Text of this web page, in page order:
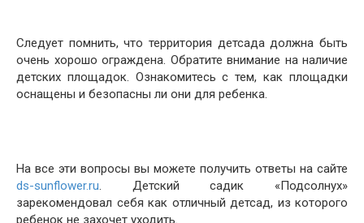
Следует помнить, что территория детсада должна быть
очень хорошо ограждена. Обратите внимание на наличие
детских площадок. Ознакомитесь с тем, как площадки
оснащены и безопасны ли они для ребенка.
На все эти вопросы вы можете получить ответы на сайте
ds-sunflower.ru . Детский садик «Подсолнух»
зарекомендовал себя как отличный детсад, из которого
ребенок не захочет уходить.